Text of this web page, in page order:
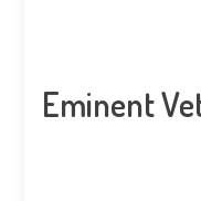
Eminent